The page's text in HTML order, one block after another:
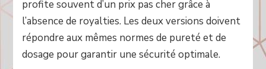
profite souvent d’un prix pas cher grâce à
l’absence de royalties. Les deux versions doivent
répondre aux mêmes normes de pureté et de
dosage pour garantir une sécurité optimale.